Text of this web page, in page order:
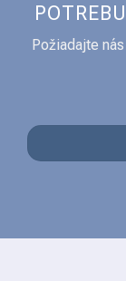
Požiadajte